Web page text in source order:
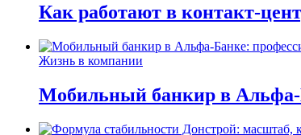
Как работают в контакт-
Жизнь в компании
Мобильный банкир в Альфа-